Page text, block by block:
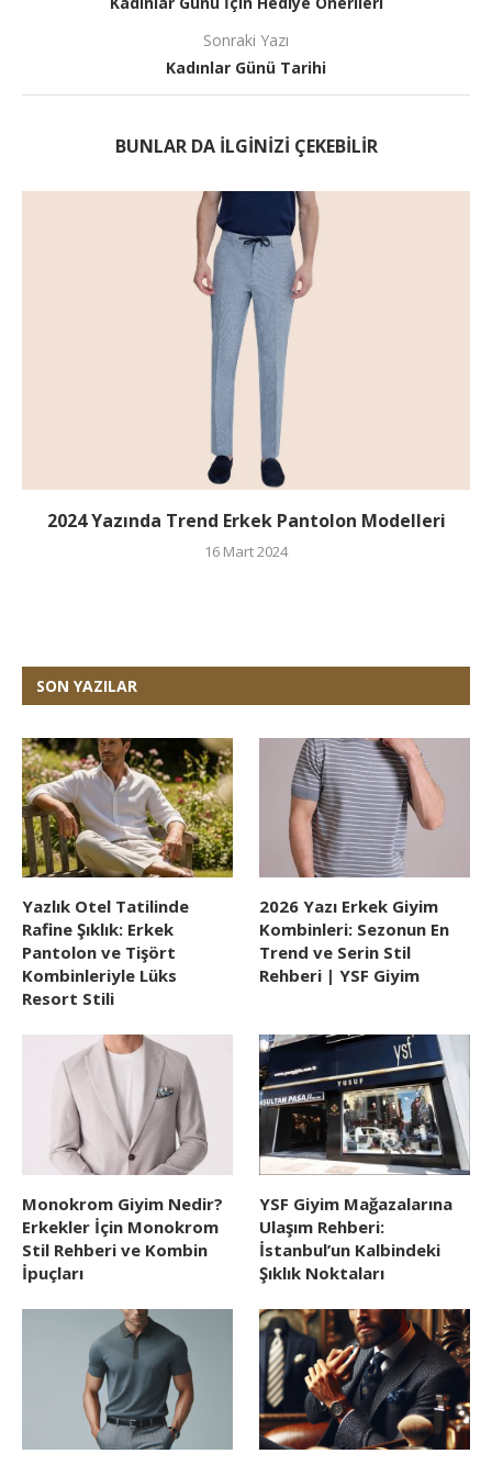
Sonraki Yazı
Kadınlar Günü Tarihi
BUNLAR DA ILGINIZI ÇEKEBILIR
2024 Yazında Trend Erkek Pantolon Modelleri
16 Mart 2024
SON YAZILAR
Yazlık Otel Tatilinde
Rafine Şıklık: Erkek
Pantolon ve Tişört
Kombinleriyle Lüks
Resort Stili
2026 Yazı Erkek Giyim
Kombinleri: Sezonun En
Trend ve Serin Stil
Rehberi | YSF Giyim
Monokrom Giyim Nedir?
Erkekler İçin Monokrom
Stil Rehberi ve Kombin
İpuçları
YSF Giyim Mağazalarına
Ulaşım Rehberi:
İstanbul’un Kalbindeki
Şıklık Noktaları